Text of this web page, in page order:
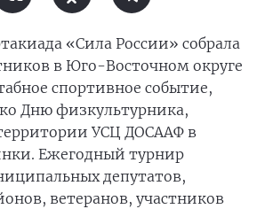
«Сила России» собрала
в Юго-Восточном округе
спортивное событие,
Дню физкультурника,
УСЦ ДОСААФ в
Ежегодный турнир
депутатов,
ветеранов, участников